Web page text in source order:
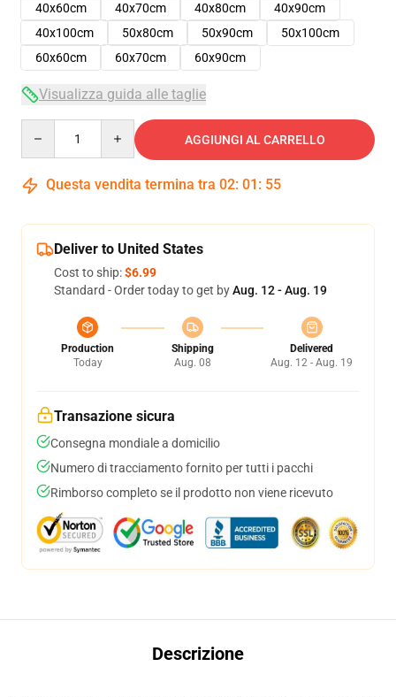
40x60cm
40x70cm 40x80cm
40x90cm
40x100cm
50x80cm 50x90cm
50x100cm
60x60cm
60x70cm 60x90cm
Visualizza guida alle taglie
AGGIUNGI AL CARRELLO
Questa vendita termina tra 02: 01 : 54
Deliver to United States
Cost to ship:$6.99
Standard - Order today to get byAug. 12 - Aug. 19
Production
Today
Shipping
Aug. 08
Delivered
Aug. 12 - Aug. 19
Transazione sicura
Consegna mondiale a domicilio
Numero di tracciamento fornito per tutti i pacchi
Rimborso completo se il prodotto non viene ricevuto
Descrizione